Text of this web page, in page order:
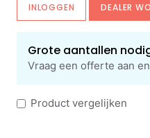
INLOGGEN DEALER
Grote aantallen
Vraag een offerte aan
Product vergelijken